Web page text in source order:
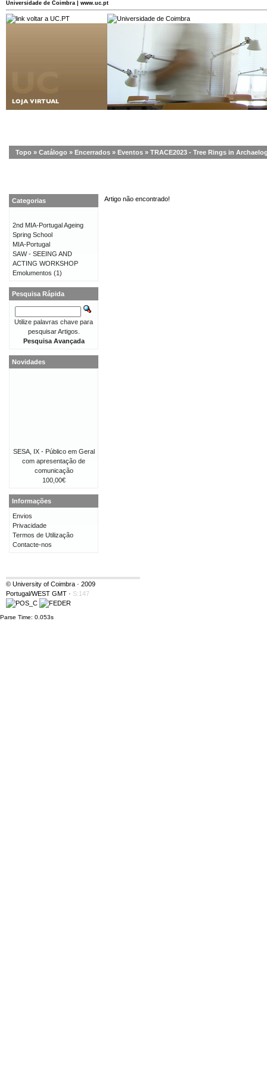
Universidade de Coimbra | www.uc.pt
Topo » Catálogo » Encerrados » Eventos » TRACE2023 - Tree Rings in
Artigo não encontrado!
Categorias
2nd MIA-Portugal Ageing
Spring School
MIA-Portugal
SAW - SEEING AND
ACTING WORKSHOP
Emolumentos (1)
Pesquisa Rápida
Utilize palavras chave para
pesquisar Artigos.
Pesquisa Avançada
Novidades
SESA, IX - Público em Geral
com apresentação de
comunicação
100,00€
Informações
Envios
Privacidade
Termos de Utilização
Contacte-nos
© University of Coimbra · 2009
Portugal/WEST GMT · S:147
Parse Time: 0.053s